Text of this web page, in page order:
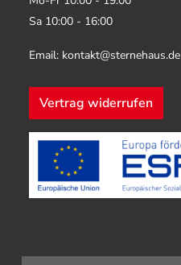
Sa 10:00 - 16:00
Email: kontakt@sternehaus.de
Vertrag widerrufen